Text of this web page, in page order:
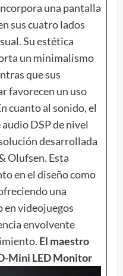
una pantalla
sus cuatro lados
Su estética
un minimalismo
que sus
favorecen un uso
cuanto al sonido, el
DSP de nivel
desarrollada
Olufsen. Esta
en el diseño como
una
en videojuegos
envolvente
El maestro
Mini LED Monitor